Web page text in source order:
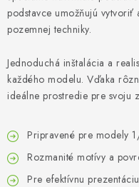
NOVINKY
PLASTOVÉ MODELY
PRÍSLUŠENSTVO
FARBY & POMÔCKY
PUBLIKÁCIE
podstavce umožňujú vytvoriť
pozemnej techniky.
Jednoduchá inštalácia a
každého modelu. Vďaka
ideálne prostredie pre svoju
Pripravené pre modely
Rozmanité motívy a
Pre efektívnu